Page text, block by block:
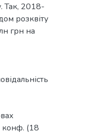
Так, 2018-
розквіту
грн на
конф. (18